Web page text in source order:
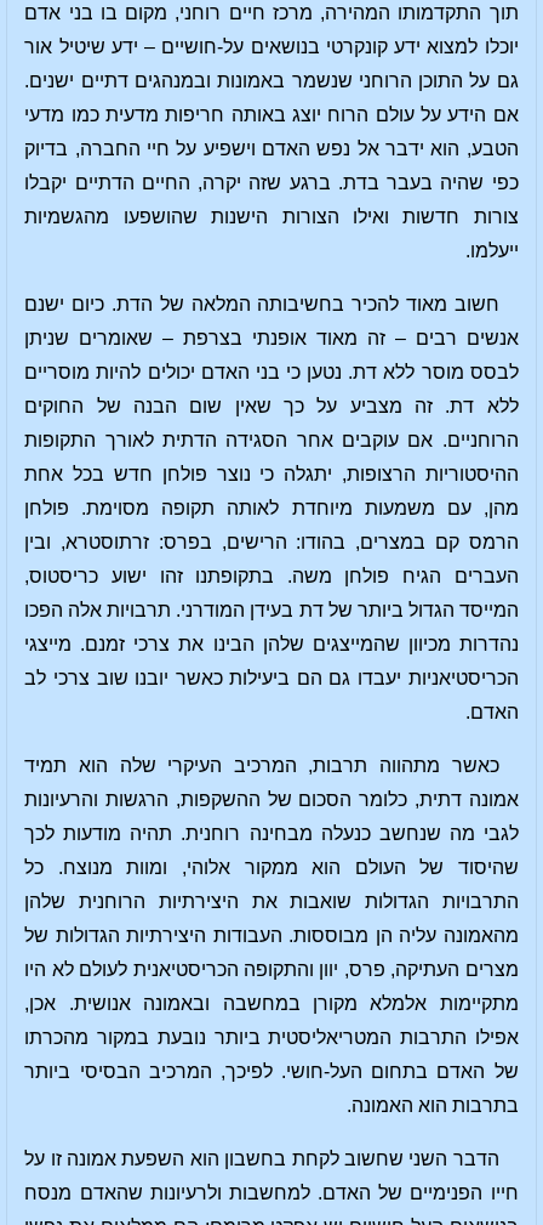
תוך התקדמותו המהירה, מרכז חיים רוחני, מקום בו בני אדם
יוכלו למצוא ידע קונקרטי בנושאים על-חושיים – ידע שיטיל אור
גם על התוכן הרוחני שנשמר באמונות ובמנהגים דתיים ישנים.
אם הידע על עולם הרוח יוצג באותה חריפות מדעית כמו מדעי
הטבע, הוא ידבר אל נפש האדם וישפיע על חיי החברה, בדיוק
כפי שהיה בעבר בדת. ברגע שזה יקרה, החיים הדתיים יקבלו
צורות חדשות ואילו הצורות הישנות שהושפעו מהגשמיות
ייעלמו.
חשוב מאוד להכיר בחשיבותה המלאה של הדת. כיום ישנם
אנשים רבים – זה מאוד אופנתי בצרפת – שאומרים שניתן
לבסס מוסר ללא דת. נטען כי בני האדם יכולים להיות מוסריים
ללא דת. זה מצביע על כך שאין שום הבנה של החוקים
הרוחניים. אם עוקבים אחר הסגידה הדתית לאורך התקופות
ההיסטוריות הרצופות, יתגלה כי נוצר פולחן חדש בכל אחת
מהן, עם משמעות מיוחדת לאותה תקופה מסוימת. פולחן
הרמס קם במצרים, בהודו: הרישים, בפרס: זרתוסטרא, ובין
העברים הגיח פולחן משה. בתקופתנו זהו ישוע כריסטוס,
המייסד הגדול ביותר של דת בעידן המודרני. תרבויות אלה הפכו
נהדרות מכיוון שהמייצגים שלהן הבינו את צרכי זמנם. מייצגי
הכריסטיאניות יעבדו גם הם ביעילות כאשר יובנו שוב צרכי לב
האדם.
כאשר מתהווה תרבות, המרכיב העיקרי שלה הוא תמיד
אמונה דתית, כלומר הסכום של ההשקפות, הרגשות והרעיונות
לגבי מה שנחשב כנעלה מבחינה רוחנית. תהיה מודעות לכך
שהיסוד של העולם הוא ממקור אלוהי, ומוות מנוצח. כל
התרבויות הגדולות שואבות את היצירתיות הרוחנית שלהן
מהאמונה עליה הן מבוססות. העבודות היצירתיות הגדולות של
מצרים העתיקה, פרס, יוון והתקופה הכריסטיאנית לעולם לא היו
מתקיימות אלמלא מקורן במחשבה ובאמונה אנושית. אכן,
אפילו התרבות המטריאליסטית ביותר נובעת במקור מהכרתו
של האדם בתחום העל-חושי. לפיכך, המרכיב הבסיסי ביותר
בתרבות הוא האמונה.
הדבר השני שחשוב לקחת בחשבון הוא השפעת אמונה זו על
חייו הפנימיים של האדם. למחשבות ולרעיונות שהאדם מנסח